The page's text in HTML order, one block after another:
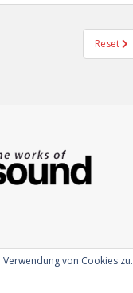
Reset
von Cookies zu.